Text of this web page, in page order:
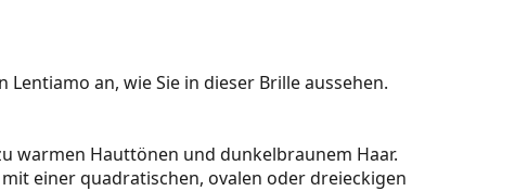
an, wie Sie in dieser Brille aussehen.
warmen Hauttönen und dunkelbraunem Haar.
einer quadratischen, ovalen oder dreieckigen